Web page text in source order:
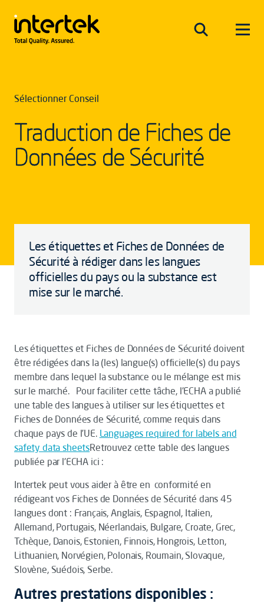
Sélectionner Conseil
Traduction de Fiches de
Données de Sécurité
Les étiquettes et Fiches de Données de
Sécurité à rédiger dans les langues
officielles du pays ou la substance est
mise sur le marché.
Les étiquettes et Fiches de Données de Sécurité doivent
être rédigées dans la (les) langue(s) officielle(s) du pays
membre dans lequel la substance ou le mélange est mis
sur le marché. Pour faciliter cette tâche, l’ECHA a publié
une table des langues à utiliser sur les étiquettes et
Fiches de Données de Sécurité, comme requis dans
chaque pays de l’UE. Languages required for labels and
safety data sheetsRetrouvez cette table des langues
publiée par l'ECHA ici :
Intertek peut vous aider à être en conformité en
rédigeant vos Fiches de Données de Sécurité dans 45
langues dont : Français, Anglais, Espagnol, Italien,
Allemand, Portugais, Néerlandais, Bulgare, Croate, Grec,
Tchèque, Danois, Estonien, Finnois, Hongrois, Letton,
Lithuanien, Norvégien, Polonais, Roumain, Slovaque,
Slovène, Suédois, Serbe.
Autres prestations disponibles :